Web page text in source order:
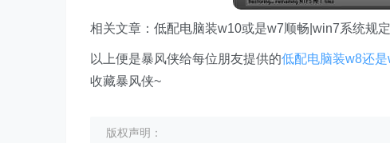
相关文章：低配电脑装w10或是w7顺畅|win7系统规
以上便是暴风侠给每位朋友提供的低配电脑装w8还
收藏暴风侠~
版权声明：